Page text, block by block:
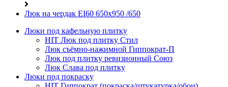
Люк на чердак EI60 650x950 /650
Люки под кафельную плитку
HIT Люк под плитку Стил
Люк съёмно-нажимной Гиппократ-П
Люк под плитку ревизионный Союз
Люк Слава под плитку
Люки под покраску